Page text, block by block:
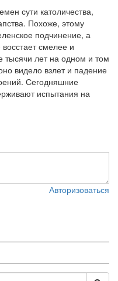
сути католичества,
Похоже, этому
подчинение, а
смелее и
тысячи лет на одном и том
видело взлет и падение
Сегодняшние
испытания на
Авторизоваться